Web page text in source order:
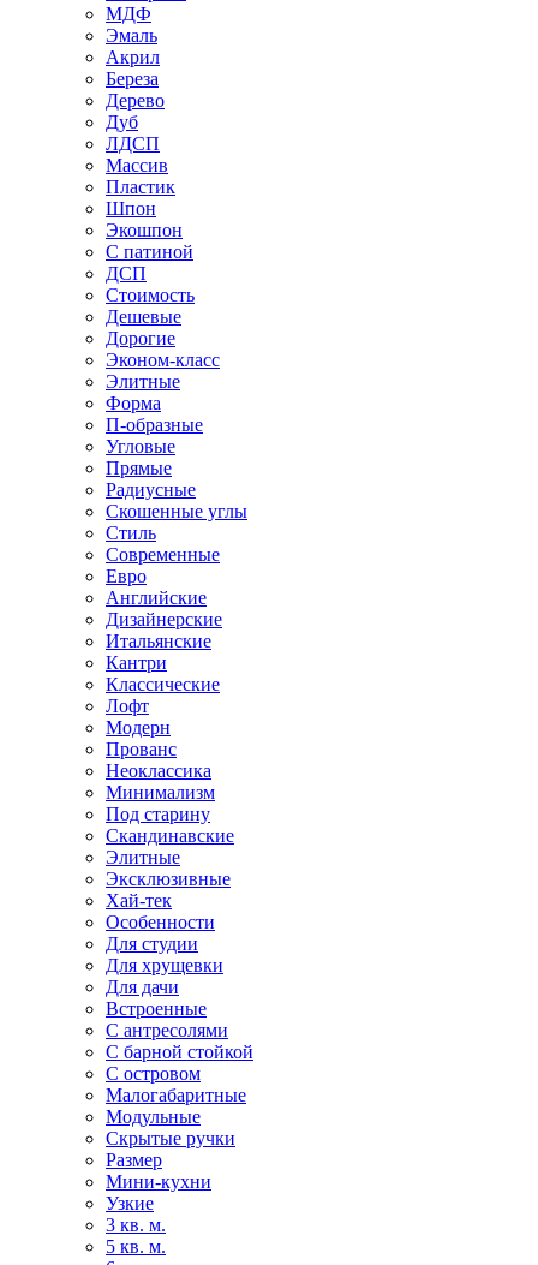
МДФ
Эмаль
Акрил
Береза
Дерево
Дуб
ЛДСП
Массив
Пластик
Шпон
Экошпон
С патиной
ДСП
Стоимость
Дешевые
Дорогие
Эконом-класс
Элитные
Форма
П-образные
Угловые
Прямые
Радиусные
Скошенные углы
Стиль
Современные
Евро
Английские
Дизайнерские
Итальянские
Кантри
Классические
Лофт
Модерн
Прованс
Неоклассика
Минимализм
Под старину
Скандинавские
Элитные
Эксклюзивные
Хай-тек
Особенности
Для студии
Для хрущевки
Для дачи
Встроенные
С антресолями
С барной стойкой
С островом
Малогабаритные
Модульные
Скрытые ручки
Размер
Мини-кухни
Узкие
3 кв. м.
5 кв. м.